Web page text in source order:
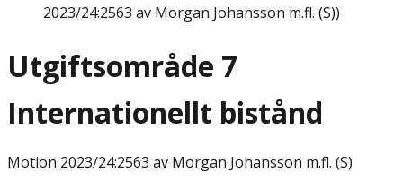
2023/24:2563 av Morgan Johansson m.fl. (S))
Utgiftsområde 7
Internationellt bistånd
Motion 2023/24:2563 av Morgan Johansson m.fl. (S)